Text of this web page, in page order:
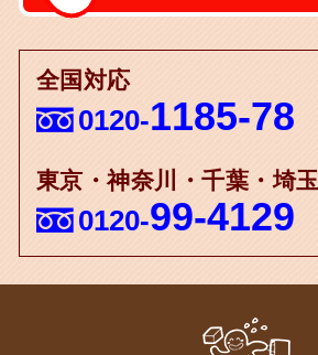
全国対応
0120-1185-78
東京・神奈川・千葉・埼玉
0120-99-4129